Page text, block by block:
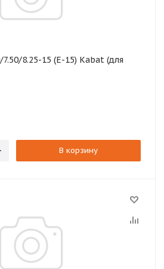
8.25-15 (Е-15) Kabat (для
В корзину